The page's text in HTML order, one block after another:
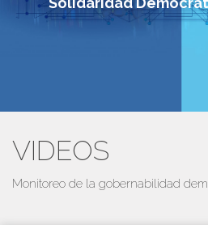
VIDEOS
Monitoreo de la gobernabilidad